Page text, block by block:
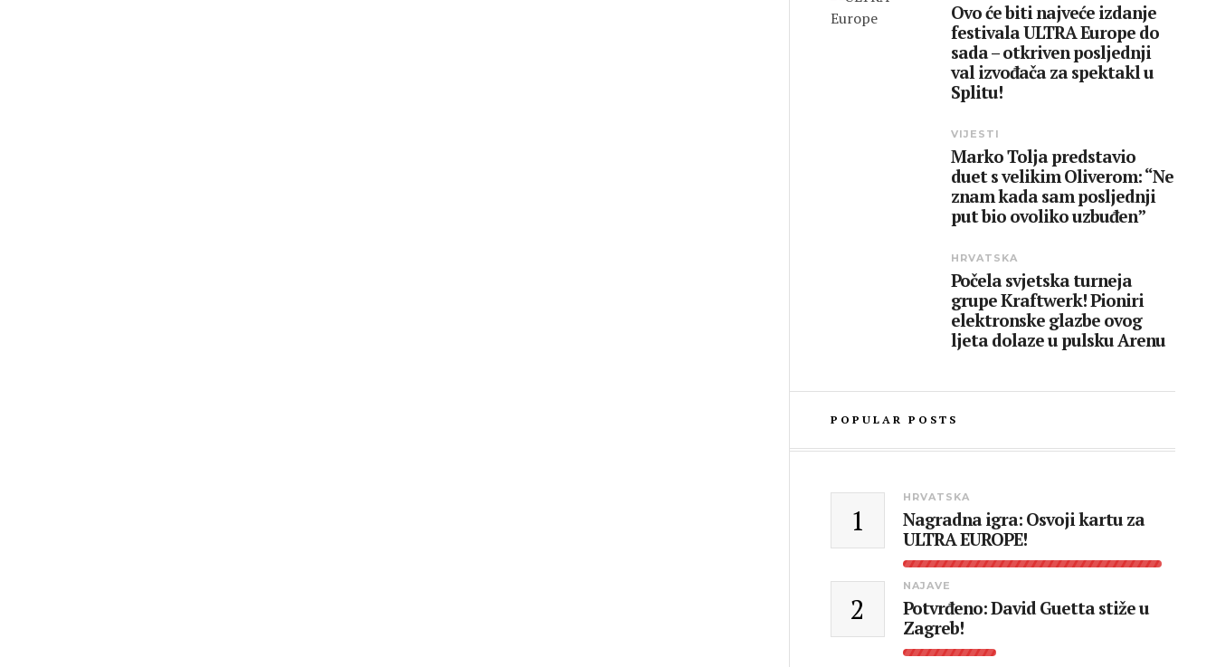
Ovo će biti najveće izdanje
festivala ULTRA Europe do
sada – otkriven posljednji
val izvođača za spektakl u
Splitu!
VIJESTI
Marko Tolja predstavio
duet s velikim Oliverom: “Ne
znam kada sam posljednji
put bio ovoliko uzbuđen”
HRVATSKA
Počela svjetska turneja
grupe Kraftwerk! Pioniri
elektronske glazbe ovog
ljeta dolaze u pulsku Arenu
POPULAR POSTS
1
HRVATSKA
Nagradna igra: Osvoji kartu za
ULTRA EUROPE!
2
NAJAVE
Potvrđeno: David Guetta stiže u
Zagreb!